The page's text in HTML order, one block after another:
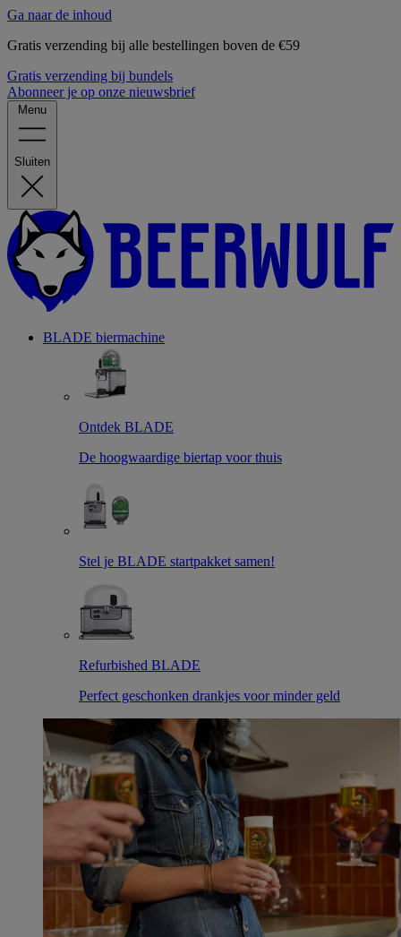
Ga naar de inhoud
Gratis verzending bij alle bestellingen boven de €59
Gratis verzending bij bundels
Abonneer je op onze nieuwsbrief
Menu
Sluiten
BLADE biermachine
Ontdek BLADE
De hoogwaardige biertap voor thuis
Stel je BLADE startpakket samen!
Refurbished BLADE
Perfect geschonken drankjes voor minder geld